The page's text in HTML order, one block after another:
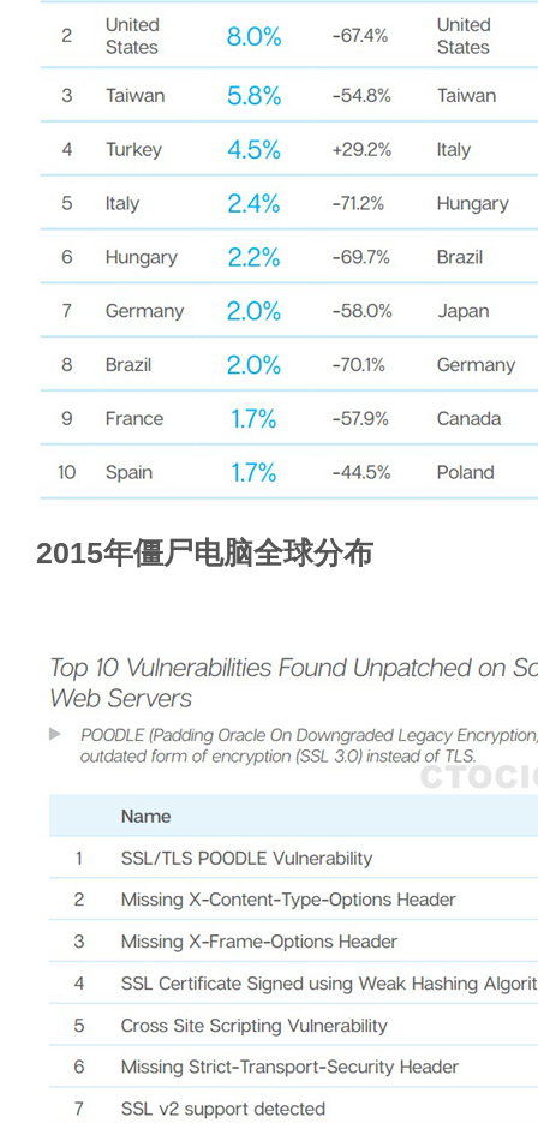
2015年僵尸电脑全球分布